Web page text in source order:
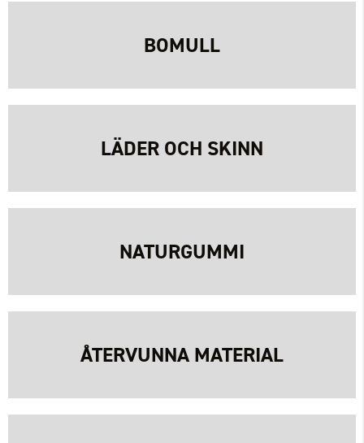
BOMULL
LÄDER OCH SKINN
NATURGUMMI
ÅTERVUNNA MATERIAL